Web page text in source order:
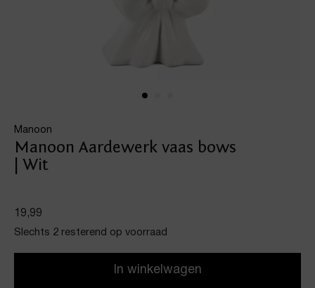
Manoon
Manoon Aardewerk vaas bows
| Wit
19,99
Slechts 2 resterend op voorraad
In winkelwagen